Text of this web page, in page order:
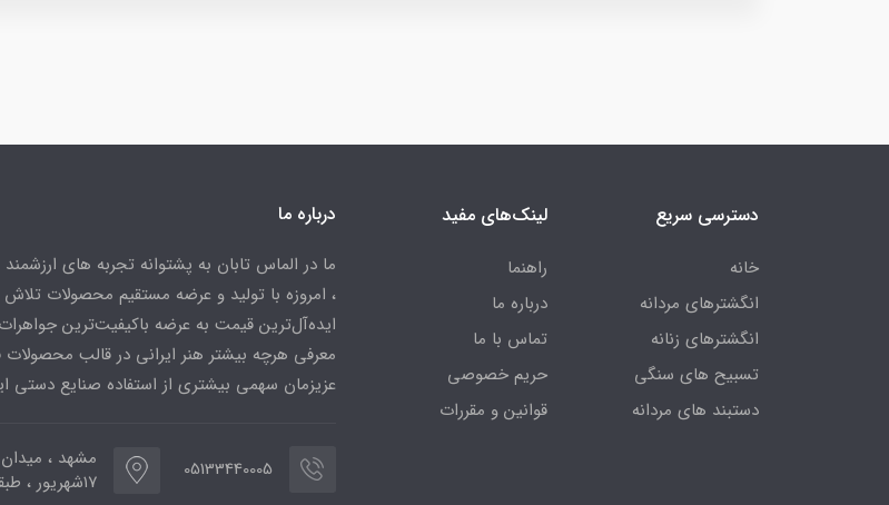
دسترسی سریع
خانه
انگشترهای مردانه
انگشترهای زنانه
تسبیح های سنگی
دستبند های مردانه
لینک‌های مفید
راهنما
درباره ما
تماس با ما
حریم خصوصی
قوانین و مقررات
درباره ما
ما در الماس تابان به پشتوانه تجربه های
، امروزه با تولید و عرضه مستقیم محصولات تلاش
ایده‌آل‌ترین قیمت به عرضه باکیفیت‌ترین جواهرات
معرفی هرچه بیشتر هنر ایرانی در قالب محصولات
عزیزمان سهمی بیشتری از استفاده صنایع دستی
05133440005
۱۷شهریور ، طبقه مثبت دو ، واحد ۷۷۳